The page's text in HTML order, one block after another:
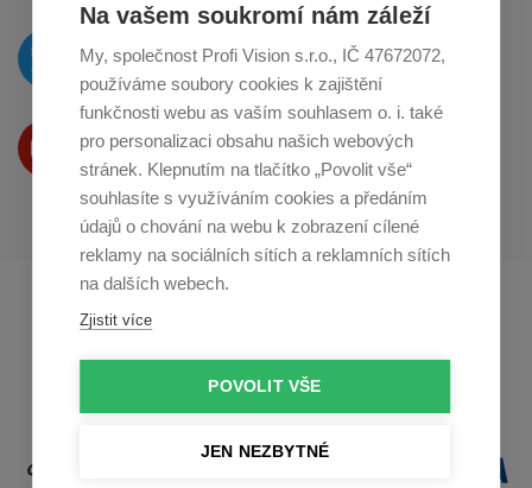
Na vašem soukromí nám záleží
My, společnost Profi Vision s.r.o., IČ 47672072,
používáme soubory cookies k zajištění
funkčnosti webu as vaším souhlasem o. i. také
pro personalizaci obsahu našich webových
stránek. Klepnutím na tlačítko „Povolit vše“
souhlasíte s využíváním cookies a předáním
údajů o chování na webu k zobrazení cílené
reklamy na sociálních sítích a reklamních sítích
na dalších webech.
Zjistit více
POVOLIT VŠE
JEN NEZBYTNÉ
O novinkách píšeme
naTwitteru
Produkty Vám představujeme
na Youtube
Profikuchar.sk